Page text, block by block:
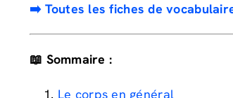
➡️ Toutes les fiches de
📖 Sommaire :
Le corps en général